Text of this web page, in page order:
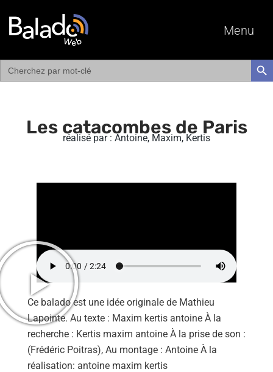
Menu
Search
for:
Les catacombes de Paris
réalisé par : Antoine, Maxim, Kertis
Ce balado est une idée originale de Mathieu
Lapointe. Au texte : Maxim kertis antoine À la
recherche : Kertis maxim antoine À la prise de son :
(Frédéric Poitras), Au montage : Antoine À la
réalisation: antoine maxim kertis